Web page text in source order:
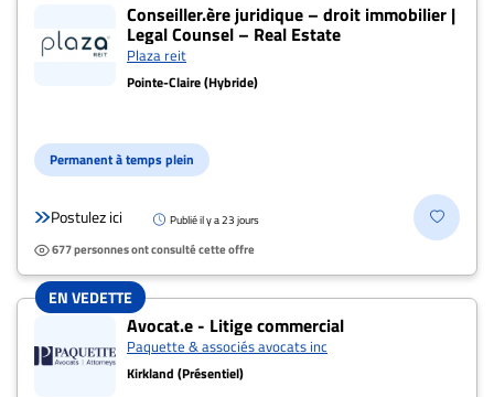
Conseiller.ère juridique – droit immobilier |
Legal Counsel – Real Estate
Plaza reit
Pointe-Claire (Hybride)
Permanent à temps plein
Postulez ici Publié il y a 23 jours
677 personnes ont consulté cette offre
EN VEDETTE
Avocat.e - Litige commercial
Paquette & associés avocats inc
Kirkland (Présentiel)